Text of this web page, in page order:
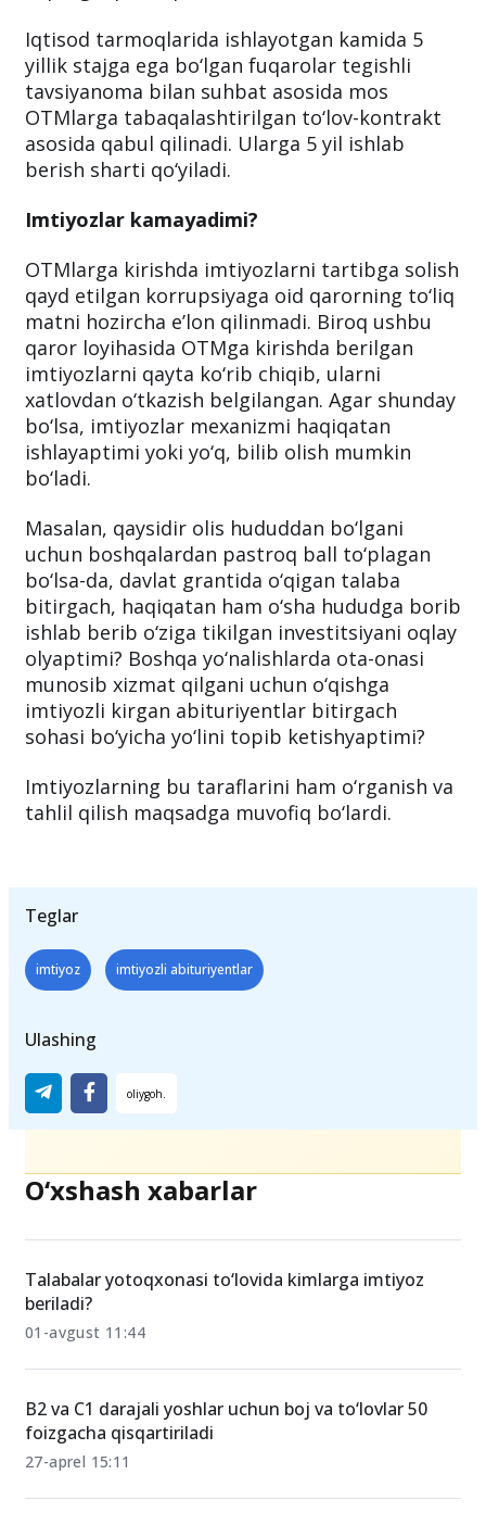
Iqtisod tarmoqlarida ishlayotgan kamida 5
yillik stajga ega bo‘lgan fuqarolar tegishli
tavsiyanoma bilan suhbat asosida mos
OTMlarga tabaqalashtirilgan to‘lov-kontrakt
asosida qabul qilinadi. Ularga 5 yil ishlab
berish sharti qo‘yiladi.
Imtiyozlar kamayadimi?
OTMlarga kirishda imtiyozlarni tartibga solish
qayd etilgan korrupsiyaga oid qarorning to‘liq
matni hozircha e’lon qilinmadi. Biroq ushbu
qaror loyihasida OTMga kirishda berilgan
imtiyozlarni qayta ko‘rib chiqib, ularni
xatlovdan o‘tkazish belgilangan. Agar shunday
bo‘lsa, imtiyozlar mexanizmi haqiqatan
ishlayaptimi yoki yo‘q, bilib olish mumkin
bo‘ladi.
Masalan, qaysidir olis hududdan bo‘lgani
uchun boshqalardan pastroq ball to‘plagan
bo‘lsa-da, davlat grantida o‘qigan talaba
bitirgach, haqiqatan ham o‘sha hududga borib
ishlab berib o‘ziga tikilgan investitsiyani oqlay
olyaptimi? Boshqa yo‘nalishlarda ota-onasi
munosib xizmat qilgani uchun o‘qishga
imtiyozli kirgan abituriyentlar bitirgach
sohasi bo‘yicha yo‘lini topib ketishyaptimi?
Imtiyozlarning bu taraflarini ham o‘rganish va
tahlil qilish maqsadga muvofiq bo‘lardi.
Teglar
imtiyoz imtiyozli abituriyentlar
Ulashing
O‘xshash xabarlar
Talabalar yotoqxonasi to‘lovida kimlarga imtiyoz
beriladi?
01-avgust 11:44
B2 va C1 darajali yoshlar uchun boj va to‘lovlar 50
foizgacha qisqartiriladi
27-aprel 15:11